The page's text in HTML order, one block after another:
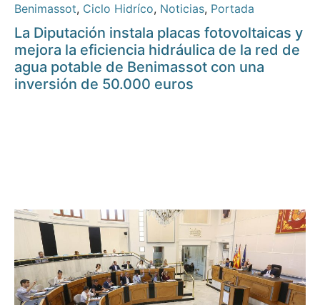
Benimassot, Ciclo Hidríco, Noticias, Portada
La Diputación instala placas fotovoltaicas y
mejora la eficiencia hidráulica de la red de
agua potable de Benimassot con una
inversión de 50.000 euros